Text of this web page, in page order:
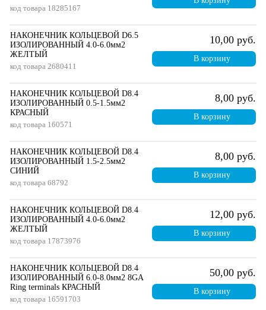
код товара 18285167
НАКОНЕЧНИК КОЛЬЦЕВОЙ D6.5
ИЗОЛИРОВАННЫЙ 4.0-6.0мм2
ЖЕЛТЫЙ
код товара 2680411
10,00 руб.
В корзину
НАКОНЕЧНИК КОЛЬЦЕВОЙ D8.4
ИЗОЛИРОВАННЫЙ 0.5-1.5мм2
КРАСНЫЙ
код товара 160571
8,00 руб.
В корзину
НАКОНЕЧНИК КОЛЬЦЕВОЙ D8.4
ИЗОЛИРОВАННЫЙ 1.5-2.5мм2
СИНИЙ
код товара 68792
8,00 руб.
В корзину
НАКОНЕЧНИК КОЛЬЦЕВОЙ D8.4
ИЗОЛИРОВАННЫЙ 4.0-6.0мм2
ЖЕЛТЫЙ
код товара 17873976
12,00 руб.
В корзину
НАКОНЕЧНИК КОЛЬЦЕВОЙ D8.4
ИЗОЛИРОВАННЫЙ 6.0-8.0мм2 8GA
Ring terminals КРАСНЫЙ
код товара 16591703
50,00 руб.
В корзину